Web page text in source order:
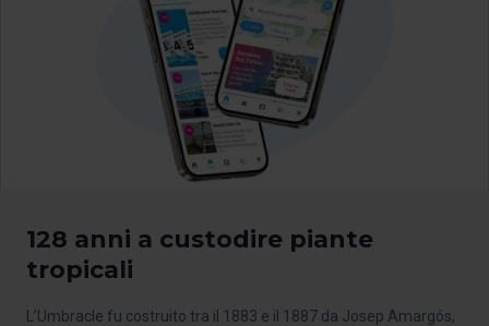
128 anni a custodire piante
tropicali
L’Umbracle fu costruito tra il 1883 e il 1887 da Josep Amargós,